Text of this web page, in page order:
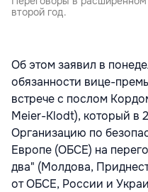
второй год.
Об этом заявил в
обязанности вице-
встрече с послом
Meier-Klodt), который в
Организацию по
Европе (ОБСЕ) на
два" (Молдова,
от ОБСЕ, России и